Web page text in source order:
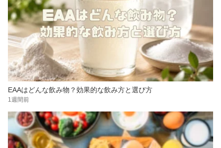
EAAはどんな飲み物？効果的な飲み方と選び方
1週間前